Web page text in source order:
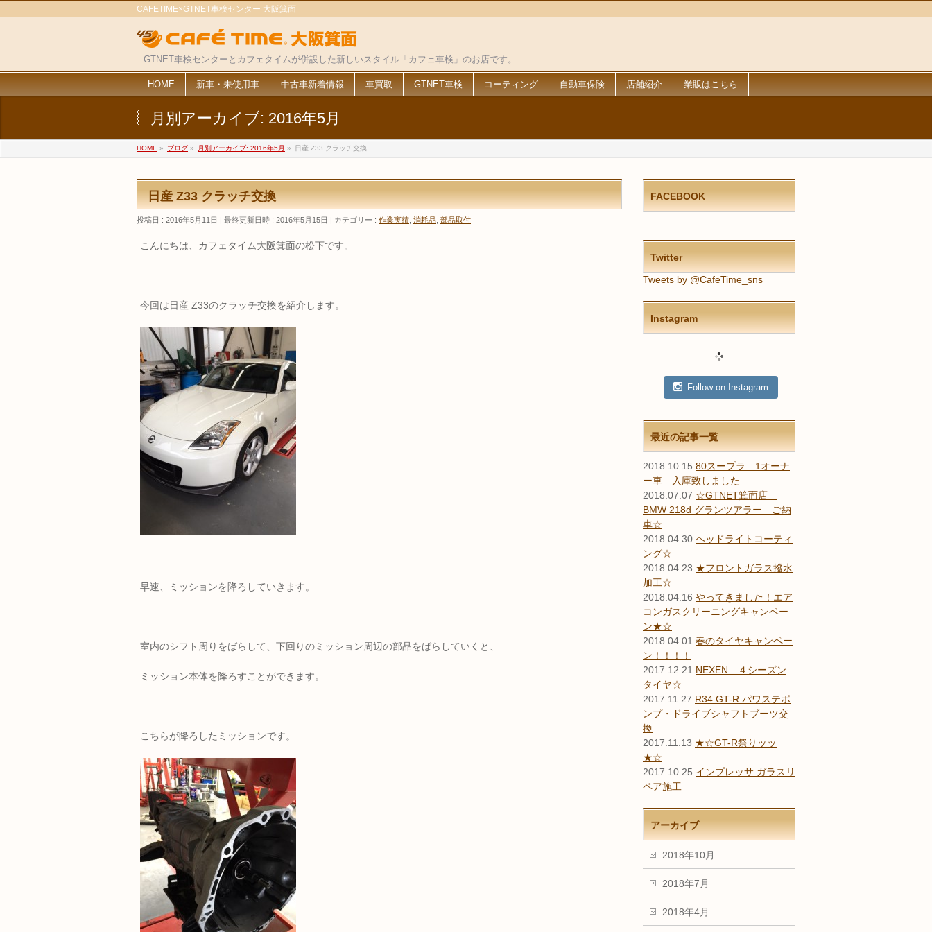
CAFETIME×GTNET車検センター 大阪箕面
GTNET車検センターとカフェタイムが併設した新しいスタイル「カフェ車検」のお店です。
HOME 新車・未使用車 中古車新着情報 車買取 GTNET車検 コーティング 自動車保険 店舗紹介 業販はこちら
月別アーカイブ: 2016年5月
HOME » ブログ » 月別アーカイブ: 2016年5月 » 日産 Z33 クラッチ交換
日産 Z33 クラッチ交換
投稿日 : 2016年5月11日 最終更新日時 : 2016年5月15日 カテゴリー : 作業実績 消耗品 部品取付
こんにちは、カフェタイム大阪箕面の松下です。
今回は日産 Z33のクラッチ交換を紹介します。
早速、ミッションを降ろしていきます。
室内のシフト周りをばらして、下回りのミッション周辺の部品をばらしていくと、
ミッション本体を降ろすことができます。
こちらが降ろしたミッションです。
FACEBOOK
Twitter
Tweets by @CafeTime_sns
Instagram
Follow on Instagram
最近の記事一覧
2018.10.15 80スープラ 1オーナ
ー車 入庫致しました
2018.07.07 ☆GTNET箕面店
BMW 218d グランツアラー ご納
車☆
2018.04.30 ヘッドライトコーティ
ング☆
2018.04.23 ★フロントガラス撥水
加工☆
2018.04.16 やってきました！エア
コンガスクリーニングキャンペー
ン★☆
2018.04.01 春のタイヤキャンペー
ン！！！！
2017.12.21 NEXEN ４シーズン
タイヤ☆
2017.11.27 R34 GT-R パワステポ
ンプ・ドライブシャフトブーツ交
換
2017.11.13 ★☆GT-R祭りッッ
★☆
2017.10.25 インプレッサ ガラスリ
ペア施工
アーカイブ
2018年10月
2018年7月
2018年4月